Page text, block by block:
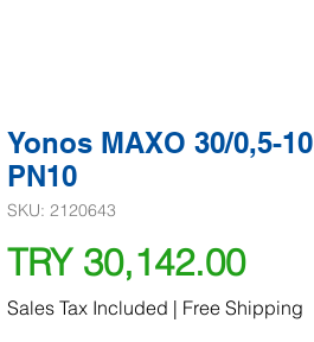
Yonos MAXO 30/0,5-10
PN10
SKU: 2120643
TRY 30,142.00Price
Sales Tax Included | Free Shipping